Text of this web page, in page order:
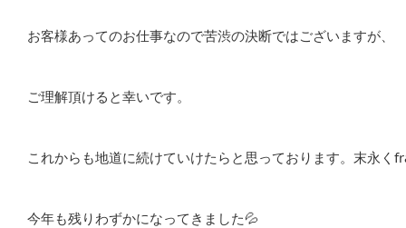
お客様あってのお仕事なので苦渋の決断ではございますが、
ご理解頂けると幸いです。
これからも地道に続けていけたらと思っております。末永く
今年も残りわずかになってきました💦